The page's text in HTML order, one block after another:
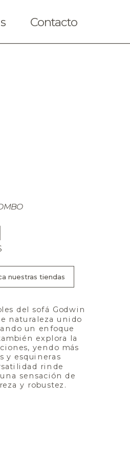
del sofá Godwin
naturaleza unido
un enfoque
explora la
yendo más
y esquineras
rinde
sensación de
y robustez.
Contacto